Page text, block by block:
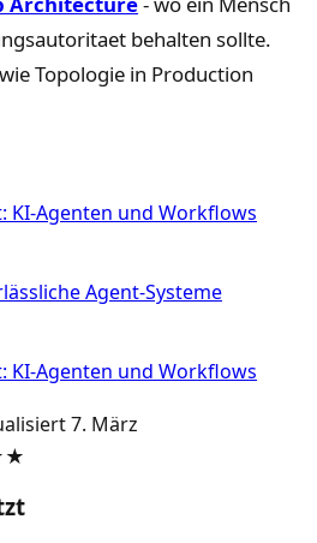
behalten sollte.
Topologie in Production
KI-Agenten und Workflows
Agent-Systeme
KI-Agenten und Workflows
7. März